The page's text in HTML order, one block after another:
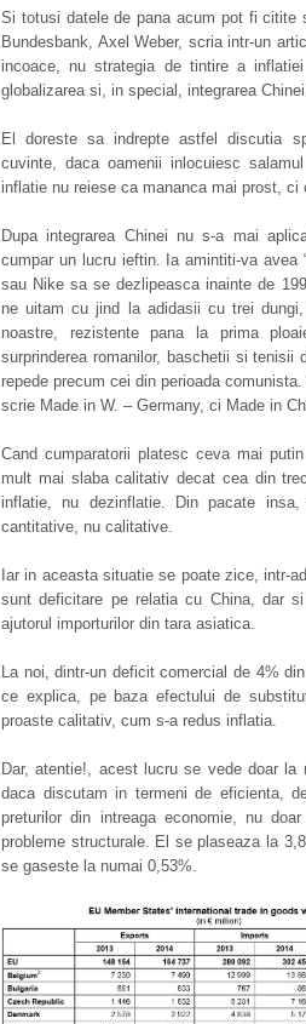
Si totusi datele de pana acum pot fi citite
Bundesbank, Axel Weber, scria intr-un
incoace, nu strategia de tintire a
globalizarea si, in special, integrarea
El doreste sa indrepte astfel discutia
cuvinte, daca oamenii inlocuiesc
inflatie nu reiese ca mananca mai prost, ci
Dupa integrarea Chinei nu s-a mai
cumpar un lucru ieftin. Ia amintiti-va avea
sau Nike sa se dezlipeasca inainte de
ne uitam cu jind la adidasii cu trei
noastre, rezistente pana la prima
surprinderea romanilor, baschetii si
repede precum cei din perioada
scrie Made in W. – Germany, ci Made in
Cand cumparatorii platesc ceva mai
mult mai slaba calitativ decat cea din
inflatie, nu dezinflatie. Din pacate
cantitative, nu calitative.
Iar in aceasta situatie se poate zice, intr-
sunt deficitare pe relatia cu China, dar
ajutorul importurilor din tara asiatica.
La noi, dintr-un deficit comercial de 4%
ce explica, pe baza efectului de
proaste calitativ, cum s-a redus inflatia.
Dar, atentie!, acest lucru se vede doar la
daca discutam in termeni de eficienta,
preturilor din intreaga economie, nu
probleme structurale.
El se plaseaza la
se gaseste la numai 0,53%.